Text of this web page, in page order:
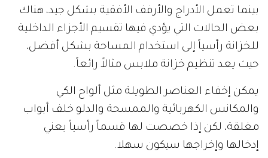
بينما تعمل الأدراج والأرفف الأفقية بشكل جيد، هناك
بعض الحالات التي يؤدي فيها تقسيم الأجزاء الداخلية
للخزانة رأسياً إلى استخدام المساحة بشكل أفضل،
حيث يعد تنظيم خزانة ملابس مثالاً رائعاً.
يمكن إخفاء العناصر الطويلة مثل ألواح الكي
والمكانس الكهربائية والممسحة والدلو خلف أبواب
مغلقة، لكن إذا خصصت لها قسماً رأسياً يعني
إدخالها وإخراجها سيكون سهلا.